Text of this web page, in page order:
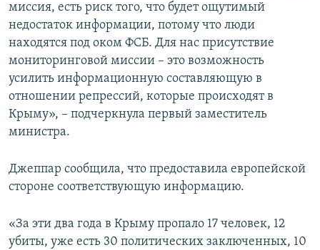
миссия, есть риск того, что будет ощутимый
недостаток информации, потому что люди
находятся под оком ФСБ. Для нас присутствие
мониторинговой миссии – это возможность
усилить информационную составляющую в
отношении репрессий, которые происходят в
Крыму», – подчеркнула первый заместитель
министра.
Джеппар сообщила, что предоставила европейской
стороне соответствующую информацию.
«За эти два года в Крыму пропало 17 человек, 12
убиты, уже есть 30 политических заключенных, 10